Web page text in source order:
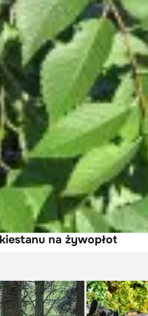
na żywopłot